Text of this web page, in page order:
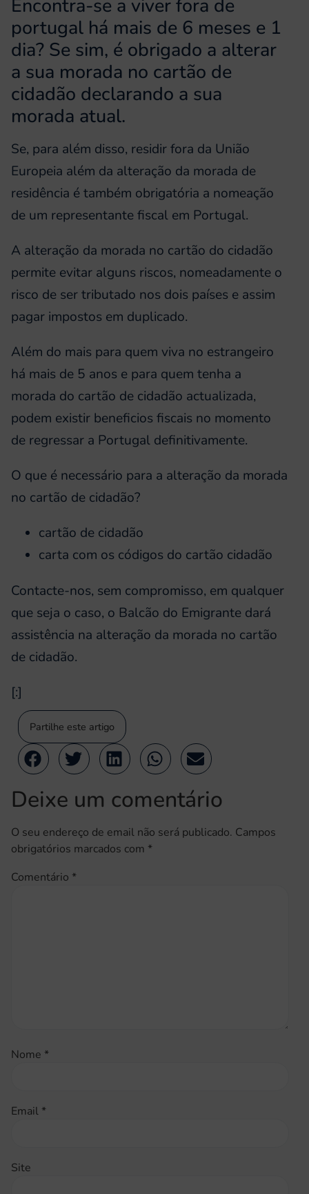
Encontra-se a viver fora de
portugal há mais de 6 meses e 1
dia? Se sim, é obrigado a alterar
a sua morada no cartão de
cidadão declarando a sua
morada atual.
Se, para além disso, residir fora da União
Europeia além da alteração da morada de
residência é também obrigatória a nomeação
de um representante fiscal em Portugal.
A alteração da morada no cartão do cidadão
permite evitar alguns riscos, nomeadamente o
risco de ser tributado nos dois países e assim
pagar impostos em duplicado.
Além do mais para quem viva no estrangeiro
há mais de 5 anos e para quem tenha a
morada do cartão de cidadão actualizada,
podem existir beneficios fiscais no momento
de regressar a Portugal definitivamente.
O que é necessário para a alteração da morada
no cartão de cidadão?
cartão de cidadão
carta com os códigos do cartão cidadão
Contacte-nos, sem compromisso, em qualquer
que seja o caso, o Balcão do Emigrante dará
assistência na alteração da morada no cartão
de cidadão.
[:]
Partilhe este artigo
Deixe um comentário
O seu endereço de email não será publicado. Campos
obrigatórios marcados com *
Comentário *
Nome *
Email *
Site